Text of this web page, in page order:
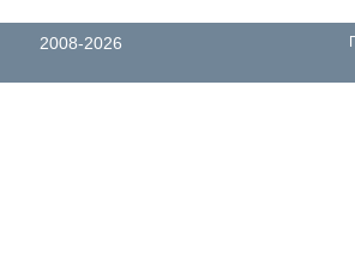
2008-2026